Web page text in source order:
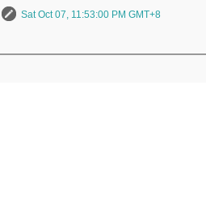
Sat Oct 07, 11:53:00 PM GMT+8